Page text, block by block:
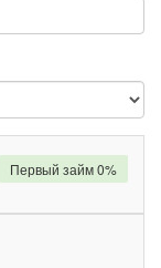
Первый займ 0%